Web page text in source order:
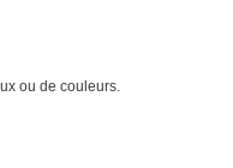
ou de couleurs.